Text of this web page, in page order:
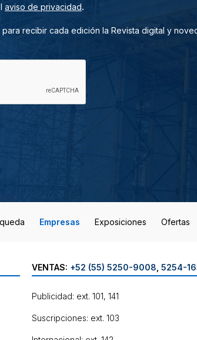
aviso de privacidad.
recibir cada edición la Revista digital y
Empresas Exposiciones Ofertas
VENTAS: +52 (55) 5250-9008 5254-
Publicidad: ext. 101, 141
Suscripciones: ext. 103